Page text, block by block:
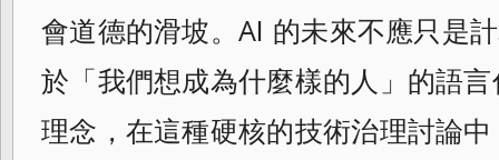
會道德的滑坡。AI 的未來不應只是
於「我們想成為什麼樣的人」的語
理念，在這種硬核的技術治理討論